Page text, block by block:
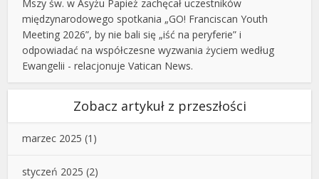
Mszy św. w Asyżu Papież zachęcał uczestników
międzynarodowego spotkania „GO! Franciscan Youth
Meeting 2026”, by nie bali się „iść na peryferie” i
odpowiadać na współczesne wyzwania życiem według
Ewangelii - relacjonuje Vatican News.
Zobacz artykuł z przeszłości
marzec 2025 (1)
styczeń 2025 (2)